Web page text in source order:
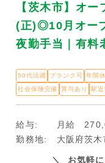
【茨木市】オ
(正)◎10月オー
夜勤手当｜有
50代活躍 ブランク可 年間
社会保険完備
賞与あり 駅
給与:
月給
勤務地:
大阪府茨
お気軽